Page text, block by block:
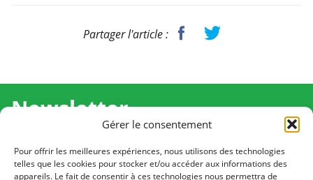
Gérer le consentement
Pour offrir les meilleures expériences, nous utilisons des technologies
telles que les cookies pour stocker et/ou accéder aux informations des
appareils. Le fait de consentir à ces technologies nous permettra de
Partager l'article :
Newsletter
Recevez l'actualité de Ma Chance Moi Aussi pour en
savoir plus sur nos temps forts et nos résultats.